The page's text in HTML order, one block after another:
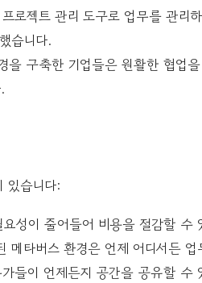
로젝트 관리 도구로 업무를 관리
습니다.
을 구축한 기업들은 원활한 협업
있습니다:
성이 줄어들어 비용을 절감할 수
메타버스 환경은 언제 어디서든
들이 언제든지 공간을 공유할 수